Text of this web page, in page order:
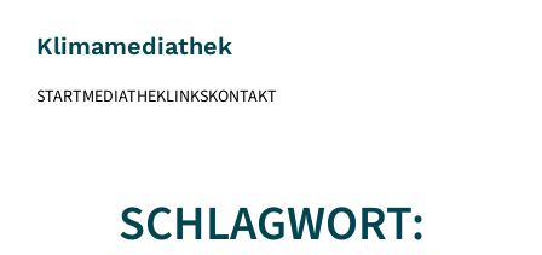
content
Klimamediathek
STARTMEDIATHEKLINKSKONTAKT
SCHLAGWORT: